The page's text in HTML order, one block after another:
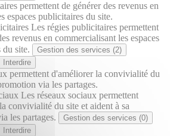
permettent de générer des revenus en
espaces publicitaires du site.
Les régies publicitaires permettent
revenus en commercialisant les espaces
site.
Gestion des services (2)
Interdire
permettent d'améliorer la convivialité du
via les partages.
Les réseaux sociaux permettent
convivialité du site et aident à sa
les partages.
Gestion des services (0)
Interdire